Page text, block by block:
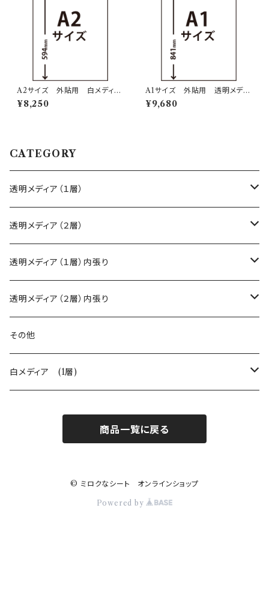
A2サイズ 外貼用 白メディ
ア １層印刷
¥8,250
A1サイズ 外貼用 透明メディ
ア １層印刷
¥9,680
CATEGORY
透明メディア（１層）
A2サイズ
A1サイズ
A0サイズ
1㎡
透明メディア（２層）
A2サイズ
A1サイズ
A0サイズ
1㎡
透明メディア（１層）内張り
A2サイズ
A1サイズ
A0サイズ
透明メディア（２層）内張り
A2サイズ
A1サイズ
その他
白メディア (1層)
商品一覧に戻る
© ミロクなシート オンラインショップ
Powered by